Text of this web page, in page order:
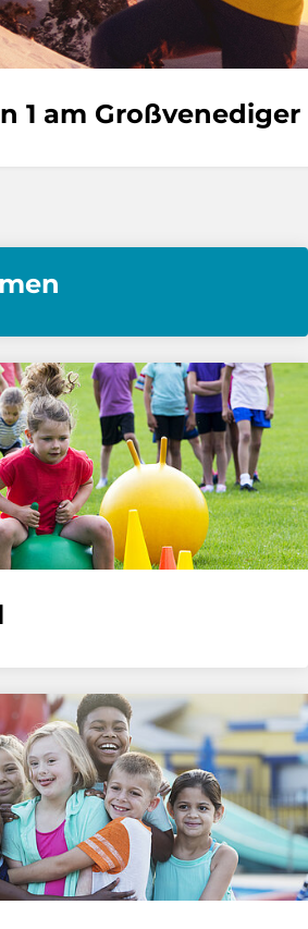
1 am Großvenediger